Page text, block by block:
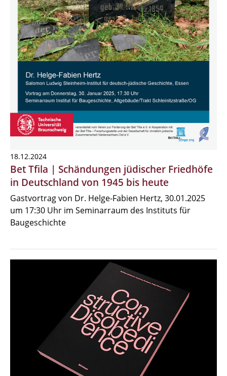
18.12.2024
Bet Tfila | Schändungen jüdischer Friedhöfe
in Deutschland von 1945 bis heute
Gastvortrag von Dr. Helge-Fabien Hertz, 30.01.2025
um 17:30 Uhr im Seminarraum des Instituts für
Baugeschichte